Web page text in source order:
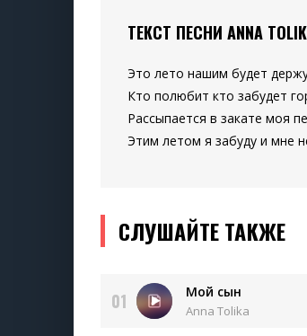
ТЕКСТ ПЕСНИ ANNA
Это лето нашим будет
Кто полюбит кто забудет
Рассыпается в закате моя
Этим летом я забуду и мне
СЛУШАЙТЕ ТАКЖЕ
01 Мой сын
Anna Tolika